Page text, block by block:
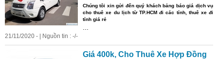
Chúng tôi xin gửi đến quý khách bảng báo giá dịch vụ
cho thuê xe du lịch từ TP.HCM đi các tỉnh, thuê xe đi
tỉnh giá rẻ
21/11/2020 - | Nguồn tin : -/-
Giá 400k, Cho Thuê Xe Hợp Đồng